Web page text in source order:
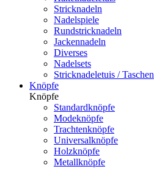
Stricknadeln
Nadelspiele
Rundstricknadeln
Jackennadeln
Diverses
Nadelsets
Stricknadeletuis / Taschen
Knöpfe
Knöpfe
Standardknöpfe
Modeknöpfe
Trachtenknöpfe
Universalknöpfe
Holzknöpfe
Metallknöpfe